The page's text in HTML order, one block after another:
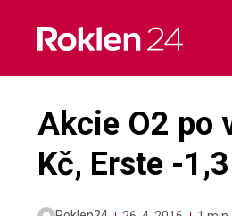
content
Akcie O2 po
Kč, Erste -